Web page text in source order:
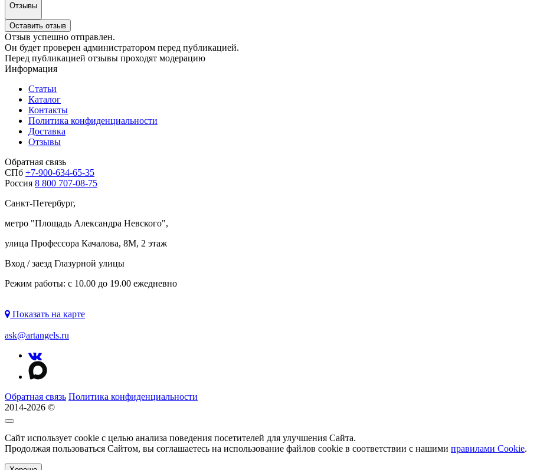
Отзывы
Оставить отзыв
Отзыв успешно отправлен.
Он будет проверен администратором перед публикацией.
Перед публикацией отзывы проходят модерацию
Информация
Статьи
Каталог
Контакты
Политика конфиденциальности
Доставка
Отзывы
Обратная связь
СПб +7-900-634-65-35
Россия 8 800 707-08-75
Санкт-Петербург,
метро "Площадь Александра Невского",
улица Профессора Качалова, 8М, 2 этаж
Вход / заезд Глазурной улицы
Режим работы: с 10.00 до 19.00 ежедневно
Показать на карте
ask@artangels.ru
Обратная связь Политика конфиденциальности
2014-2026 ©
Сайт использует cookie с целью анализа поведения посетителей для улучшения Сайта.
Продолжая пользоваться Сайтом, вы соглашаетесь на использование файлов cookie в соответствии с нашими правилами Сookie.